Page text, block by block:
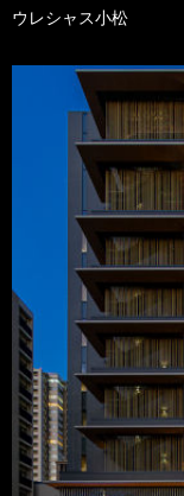
ウレシャス小松